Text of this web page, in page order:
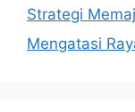
Strategi
Mengatasi